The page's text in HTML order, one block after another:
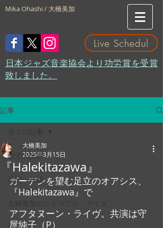
Mika Ohashi / 大橋美加
Live Schedul
​日本ジャズ音楽協会より功労賞を受賞
致しました。
記事
全ての記事
日記・雑感
『Halekitazawa』
大橋美加
2025年3月15日
ガーデンを望む足立のオアシス、
『Halekitazawa』で
アフタヌーン・ライヴ。共演は守
屋純子（P）